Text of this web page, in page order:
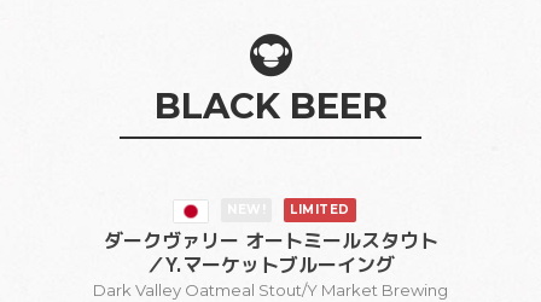
BLACK BEER
LIMITED
ダークヴァリー オートミールスタウト
／Y.マーケットブルーイング
Dark Valley Oatmeal Stout/Y Market Brewing